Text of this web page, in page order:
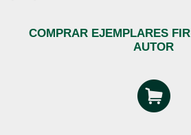
COMPRAR EJEMPLARES
AUTOR